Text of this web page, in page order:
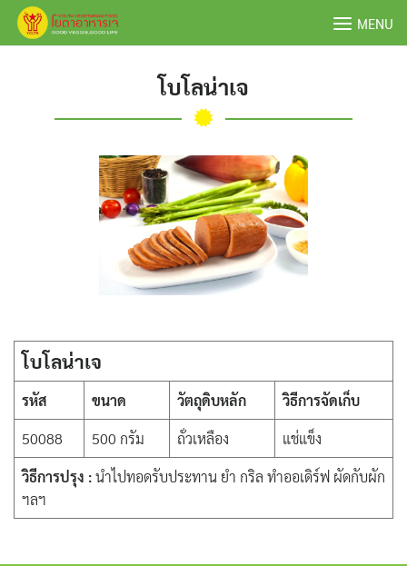
Skip
MENU
โบโลน่าเจ
โบโลน่าเจ
รหัส ขนาด วัตถุดิบหลัก
วิธีการจัดเก็บ
50088
500 กรัม ถั่วเหลือง
แช่แข็ง
วิธีการปรุง :นำไปทอดรับประทาน ยำ กริล ทำออเดิร์ฟ ผัดกับผัก
ฯลฯ